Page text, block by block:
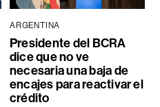
ARGENTINA
Presidente del BCRA
dice que no ve
necesaria una baja de
encajes para reactivar el
crédito